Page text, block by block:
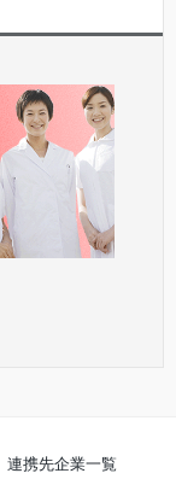
連携先企業一覧